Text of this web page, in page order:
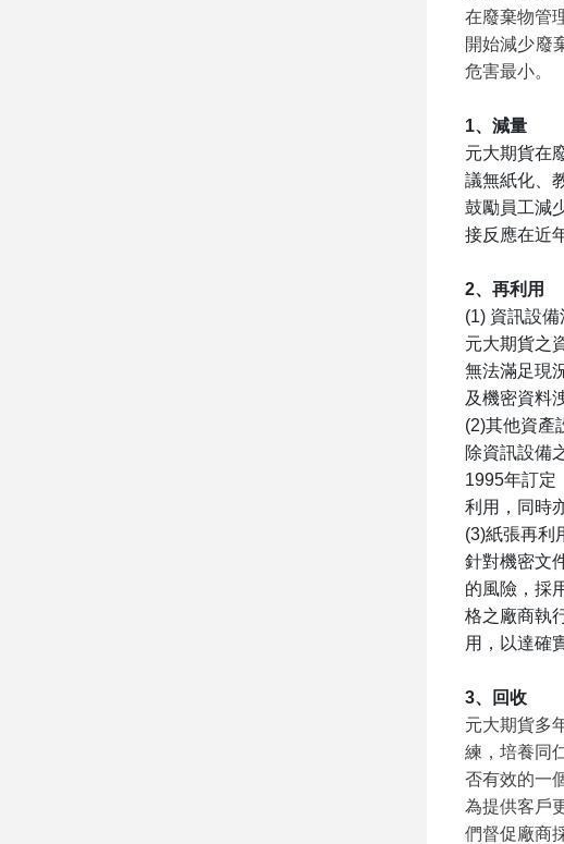
在廢棄物管
開始減少廢
危害最小。
1、減量
元大期貨在
議無紙化、
鼓勵員工減
接反應在近
2、再利用
(1) 資訊設
元大期貨之
無法滿足現
及機密資料
(2)其他資產
除資訊設備
1995年訂定
利用，同時
(3)紙張再利
針對機密文
的風險，採
格之廠商執
用，以達確
3、回收
元大期貨多
練，培養同
否有效的一
為提供客戶
們督促廠商